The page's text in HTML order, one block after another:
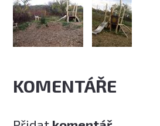
KOMENTÁŘE